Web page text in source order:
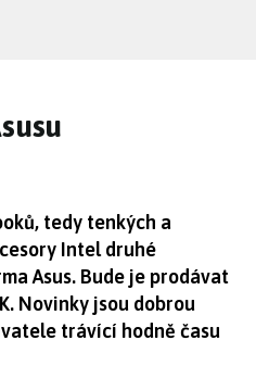
tedy tenkých a
Intel druhé
Asus. Bude je prodávat
Novinky jsou dobrou
trávící hodně času